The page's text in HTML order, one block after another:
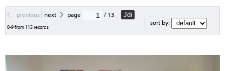
previous| next page / 13 Jdi
0-9 from 115 records
sort by: